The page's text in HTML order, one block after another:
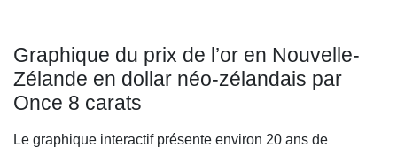
Graphique du prix de l’or en Nouvelle-
Zélande en dollar néo-zélandais par
Once 8 carats
Le graphique interactif présente environ 20 ans de